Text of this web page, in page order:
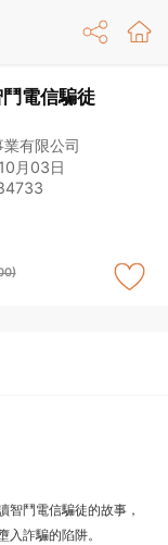
電信騙徒
有限公司
月03日
智鬥電信騙徒的故事，
詐騙的陷阱。